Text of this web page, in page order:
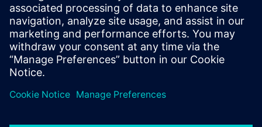
pontosságjavítása
Szabadság foka a turbinagyártásban
IBS gépminősítési brosúra
Vezeték nélküli Trinity szonda összehasonlítása